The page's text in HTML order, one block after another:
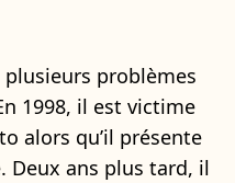
problèmes
1998, il est victime
alors qu’il présente
Deux ans plus tard, il